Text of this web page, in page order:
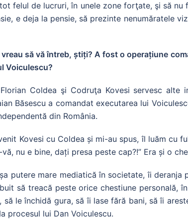
felul de lucruri, în unele zone forţate, şi să nu
e deja la pensie, să prezinte nenumăratele
să vă întreb, știți? A fost o operațiune
Voiculescu?
Coldea şi Codruţa Kovesi servesc alte
Băsescu a comandat executarea lui
din România.
Kovesi cu Coldea și mi-au spus, îl luăm cu
nu e bine, dați presa peste cap?!” Era și o
putere mare mediatică în societate, îi deranja
să treacă peste orice chestiune personală,
le închidă gura, să îi lase fără bani, să îi
procesul lui Dan Voiculescu.